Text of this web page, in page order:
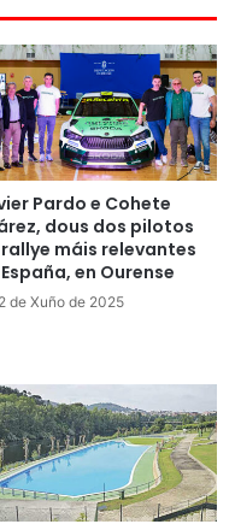
Pardo e Cohete
dous dos pilotos
máis relevantes
en Ourense
de Xuño de 2025